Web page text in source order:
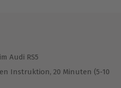
Audi RS5
Instruktion, 20 Minuten (5-10